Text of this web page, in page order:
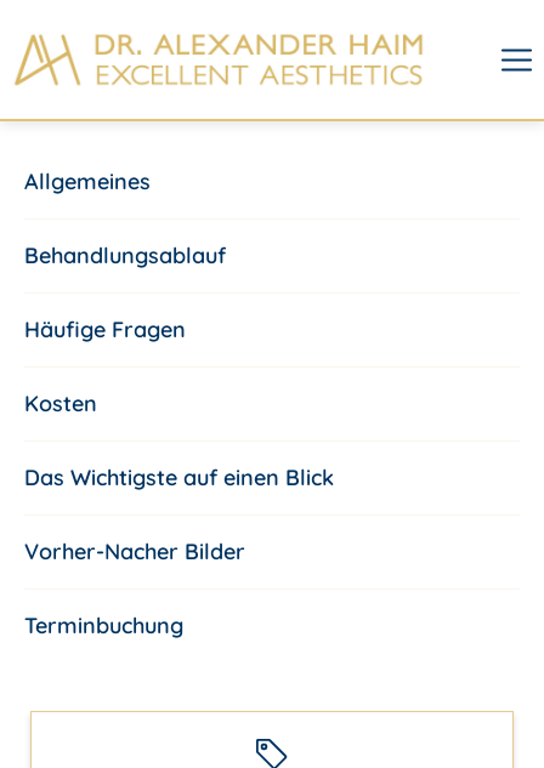
Allgemeines
Behandlungsablauf
Häufige Fragen
Kosten
Das Wichtigste auf einen Blick
Vorher-Nacher Bilder
Terminbuchung